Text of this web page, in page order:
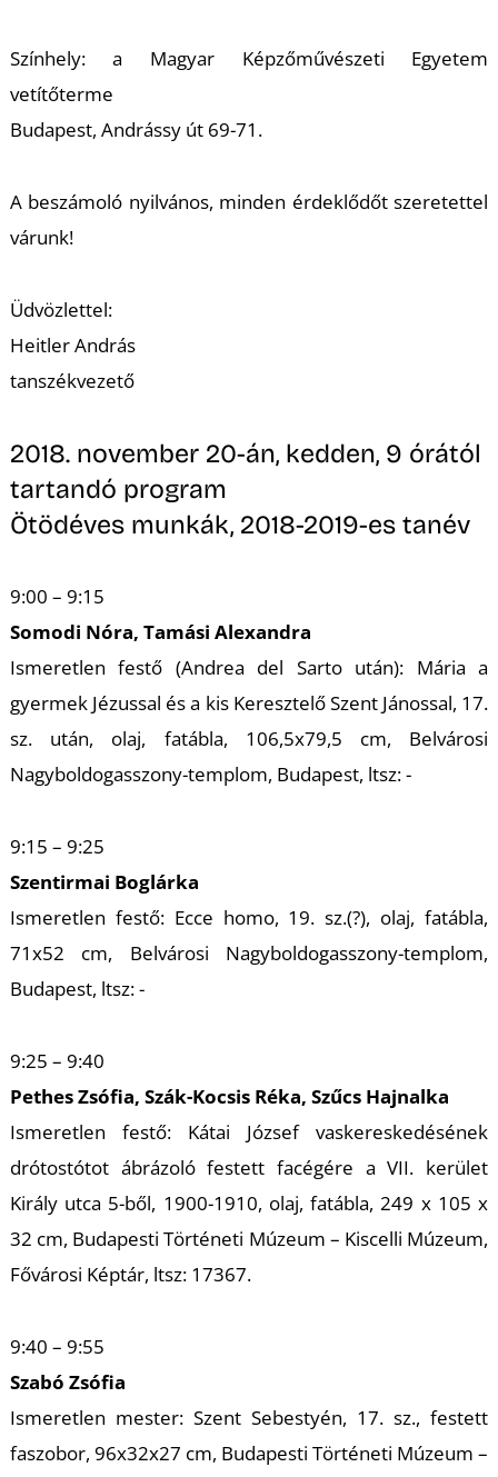
Színhely: a Magyar Képzőművészeti Egyetem
vetítőterme
Budapest, Andrássy út 69-71.
A beszámoló nyilvános, minden érdeklődőt szeretettel
várunk!
Üdvözlettel:
Heitler András
tanszékvezető
2018. november 20-án, kedden, 9 órától
tartandó program
Ötödéves munkák, 2018-2019-es tanév
9:00 – 9:15
Somodi Nóra, Tamási Alexandra
Ismeretlen festő (Andrea del Sarto után): Mária a
gyermek Jézussal és a kis Keresztelő Szent Jánossal, 17.
sz. után, olaj, fatábla, 106,5x79,5 cm, Belvárosi
Nagyboldogasszony-templom, Budapest, ltsz: -
9:15 – 9:25
Szentirmai Boglárka
Ismeretlen festő: Ecce homo, 19. sz.(?), olaj, fatábla,
71x52 cm, Belvárosi Nagyboldogasszony-templom,
Budapest, ltsz: -
9:25 – 9:40
Pethes Zsófia, Szák-Kocsis Réka, Szűcs Hajnalka
Ismeretlen festő: Kátai József vaskereskedésének
drótostótot ábrázoló festett facégére a VII. kerület
Király utca 5-ből, 1900-1910, olaj, fatábla, 249 x 105 x
32 cm, Budapesti Történeti Múzeum – Kiscelli Múzeum,
Fővárosi Képtár, ltsz: 17367.
9:40 – 9:55
Szabó Zsófia
Ismeretlen mester: Szent Sebestyén, 17. sz., festett
faszobor, 96x32x27 cm, Budapesti Történeti Múzeum –